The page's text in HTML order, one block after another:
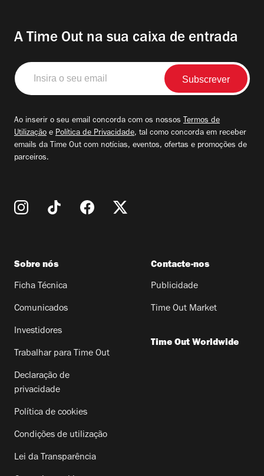
A Time Out na sua caixa de entrada
Insira
o
seu
Ao inserir o seu email concorda com os nossos Termos de
Utilização e Política de Privacidade, tal como concorda em receber
emails da Time Out com notícias, eventos, ofertas e promoções de
parceiros.
Sobre nós
Ficha Técnica
Comunicados
Investidores
Trabalhar para Time Out
Declaração de
privacidade
Política de cookies
Condições de utilização
Lei da Transparência
Contacte-nos
Publicidade
Time Out Market
Time Out Worldwide